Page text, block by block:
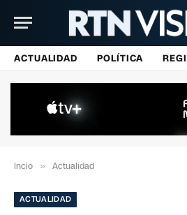
ACTUALIDAD POLÍTICA
Incio » Actualidad
ACTUALIDAD